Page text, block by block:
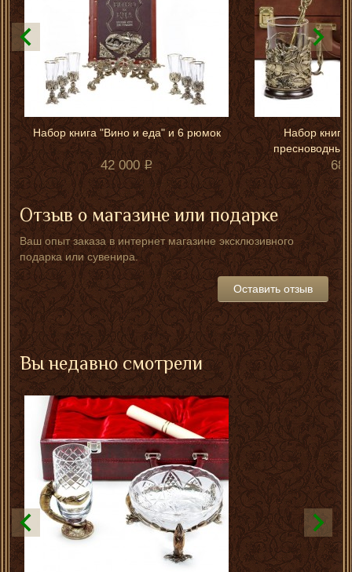
Набор книга "Вино и еда" и 6 рюмок
42 000
Набор книга
68
Отзыв о магазине или подарке
Ваш опыт заказа в интернет магазине эксклюзивного
подарка или сувенира.
Оставить отзыв
Вы недавно смотрели